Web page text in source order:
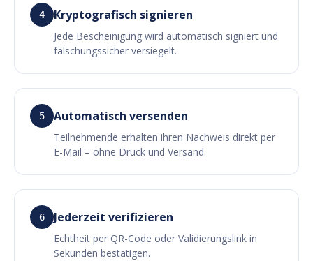
4 Kryptografisch signieren
Jede Bescheinigung wird automatisch signiert und
fälschungssicher versiegelt.
5 Automatisch versenden
Teilnehmende erhalten ihren Nachweis direkt per
E-Mail – ohne Druck und Versand.
6 Jederzeit verifizieren
Echtheit per QR-Code oder Validierungslink in
Sekunden bestätigen.